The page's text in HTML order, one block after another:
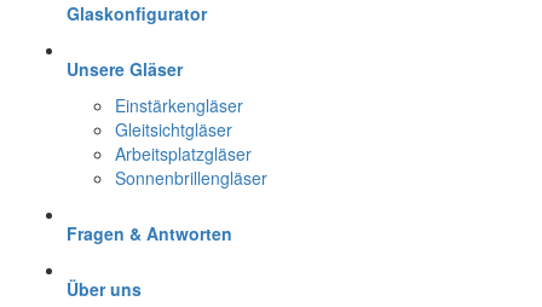
Glaskonfigurator
Unsere Gläser
Einstärkengläser
Gleitsichtgläser
Arbeitsplatzgläser
Sonnenbrillengläser
Fragen & Antworten
Über uns